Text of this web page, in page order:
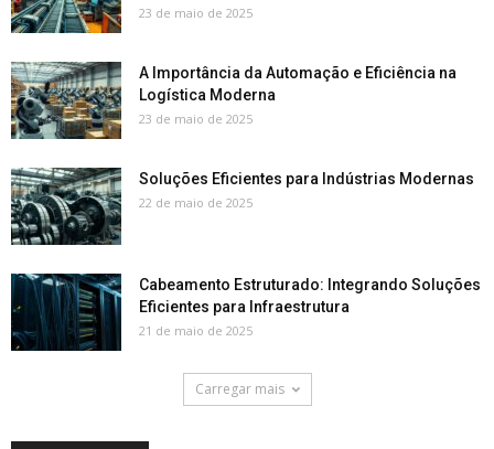
23 de maio de 2025
A Importância da Automação e Eficiência na
Logística Moderna
23 de maio de 2025
Soluções Eficientes para Indústrias Modernas
22 de maio de 2025
Cabeamento Estruturado: Integrando Soluções
Eficientes para Infraestrutura
21 de maio de 2025
Carregar mais